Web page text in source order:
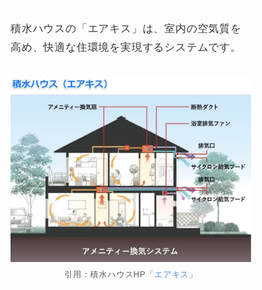
積水ハウスの「エアキス」は、室内の空気質を
高め、快適な住環境を実現するシステムです。
引用：積水ハウスHP「 エアキス 」